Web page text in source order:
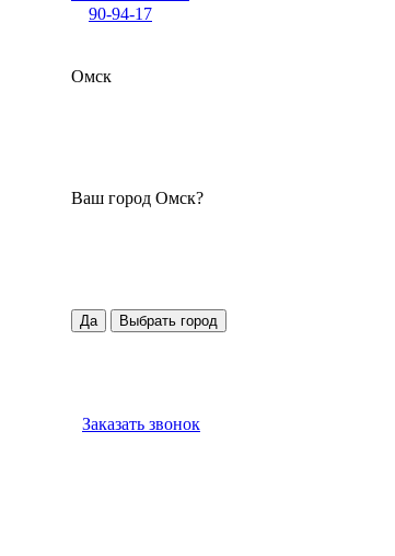
90-94-17
Омск
Ваш город Омск?
Да Выбрать город
Заказать звонок